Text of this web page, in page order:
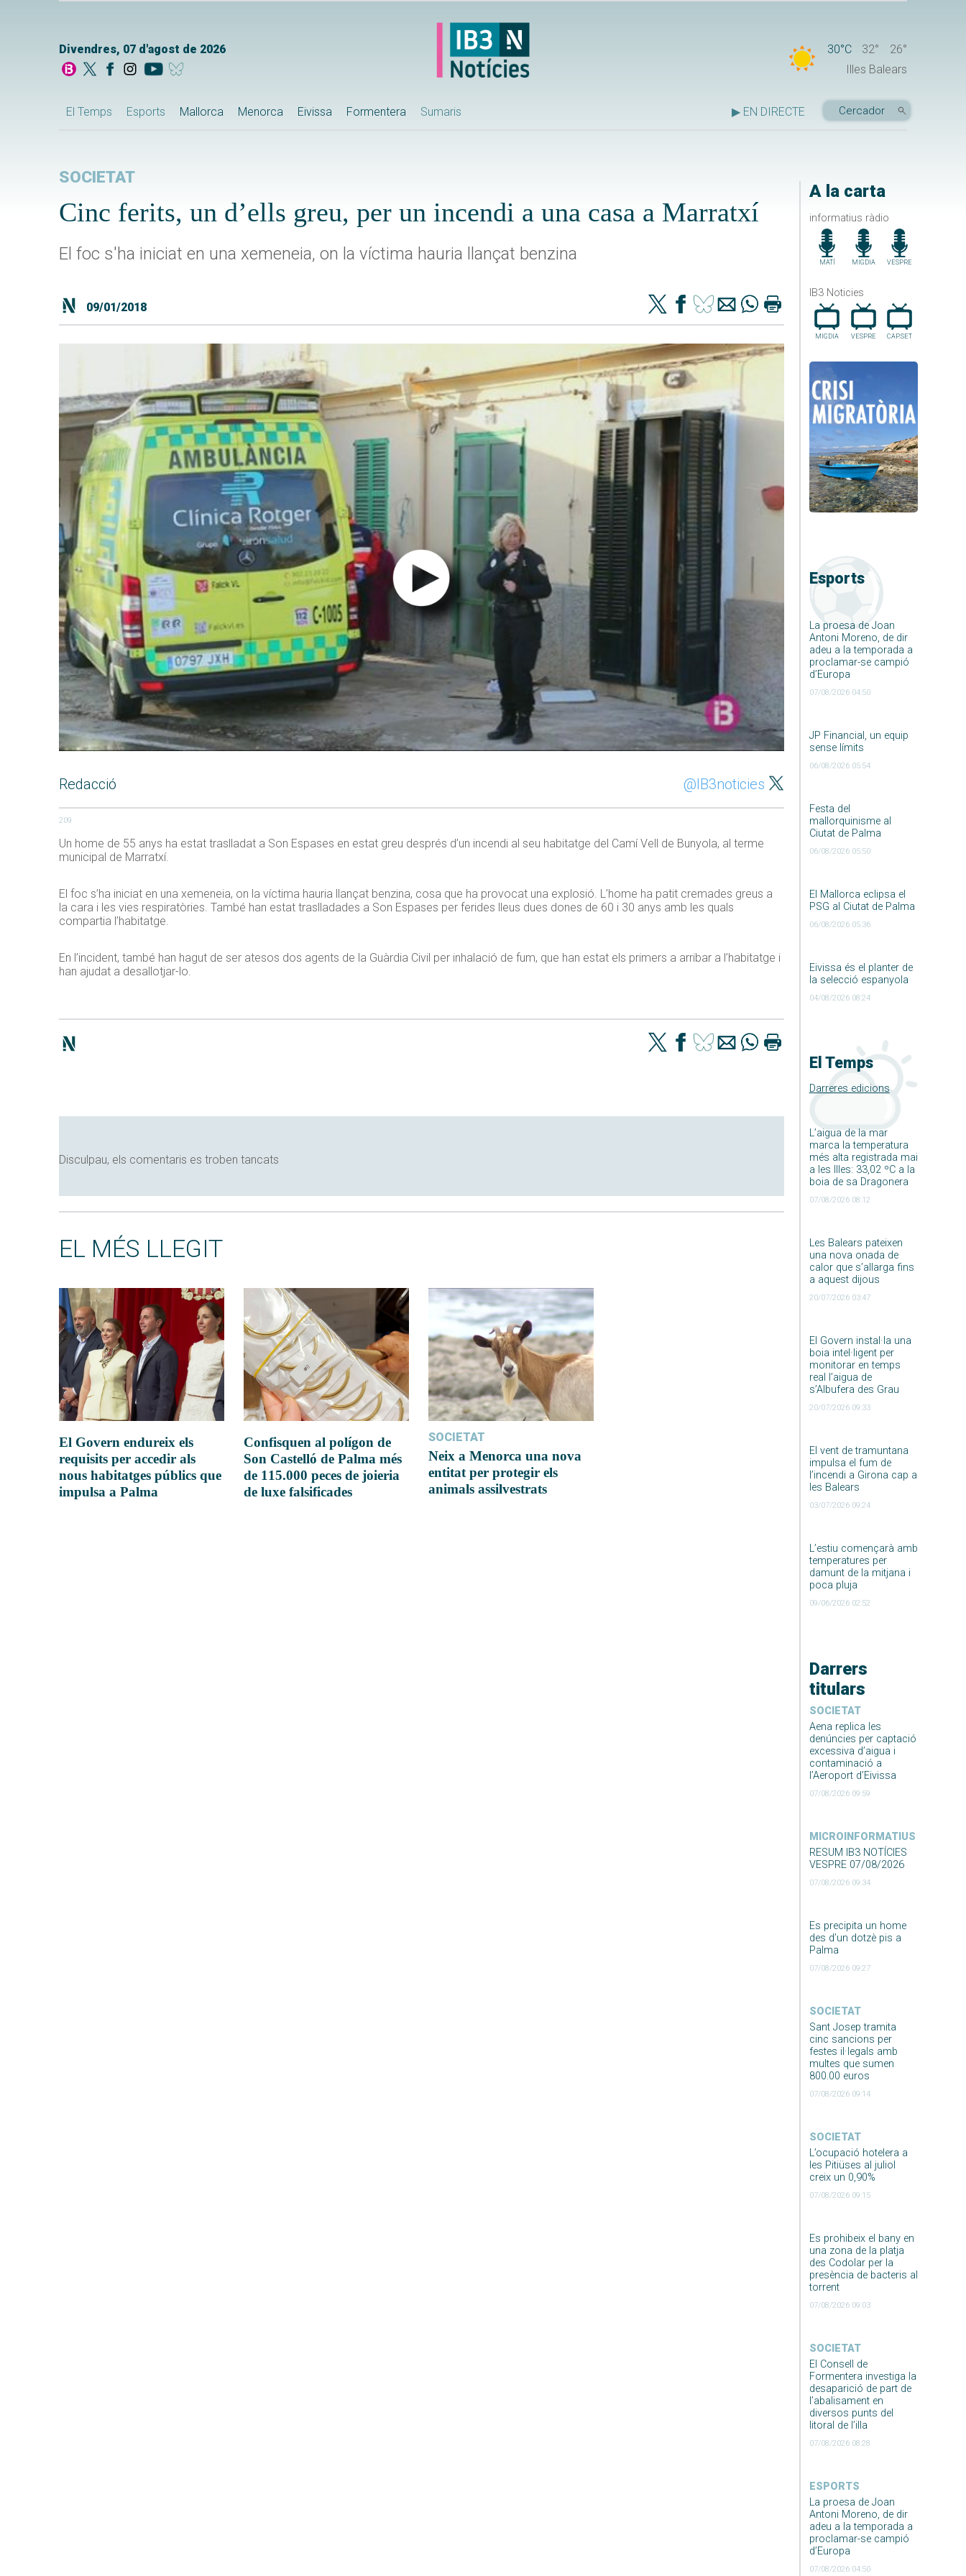
Divendres, 07 d'agost de 2026 30°C 32°
26°
Illes Balears
El Temps Esports Mallorca Menorca Eivissa Formentera Sumaris ▶ EN DIRECTE
A la carta
informatius ràdio
MATÍ MIGDIA VESPRE
IB3 Noticies
MIGDIA VESPRE CAP.SET
Esports
La proesa de Joan
Antoni Moreno, de dir
adeu a la temporada a
proclamar-se campió
d’Europa
07/08/2026 04:50
JP Financial, un equip
sense límits
06/08/2026 05:54
Festa del
mallorquinisme al
Ciutat de Palma
06/08/2026 05:50
El Mallorca eclipsa el
PSG al Ciutat de Palma
06/08/2026 05:36
Eivissa és el planter de
la selecció espanyola
04/08/2026 08:24
El Temps
Darreres edicions
L’aigua de la mar
marca la temperatura
més alta registrada mai
a les Illes: 33,02 ºC a la
boia de sa Dragonera
07/08/2026 08:12
Les Balears pateixen
una nova onada de
calor que s’allarga fins
a aquest dijous
20/07/2026 03:47
El Govern instal·la una
boia intel·ligent per
monitorar en temps
real l’aigua de
s’Albufera des Grau
20/07/2026 09:33
El vent de tramuntana
impulsa el fum de
l’incendi a Girona cap a
les Balears
03/07/2026 09:24
L’estiu començarà amb
temperatures per
damunt de la mitjana i
poca pluja
09/06/2026 02:52
Darrers
titulars
SOCIETAT
Aena replica les
denúncies per captació
excessiva d’aigua i
contaminació a
l’Aeroport d’Eivissa
07/08/2026 09:59
MICROINFORMATIUS
RESUM IB3 NOTÍCIES
VESPRE 07/08/2026
07/08/2026 09:34
Es precipita un home
des d’un dotzè pis a
Palma
07/08/2026 09:27
SOCIETAT
Sant Josep tramita
cinc sancions per
festes il·legals amb
multes que sumen
800.00 euros
07/08/2026 09:14
SOCIETAT
L’ocupació hotelera a
les Pitiüses al juliol
creix un 0,90%
07/08/2026 09:15
Es prohibeix el bany en
una zona de la platja
des Codolar per la
presència de bacteris al
torrent
07/08/2026 09:03
SOCIETAT
El Consell de
Formentera investiga la
desaparició de part de
l’abalisament en
diversos punts del
litoral de l’illa
07/08/2026 08:28
ESPORTS
La proesa de Joan
Antoni Moreno, de dir
adeu a la temporada a
proclamar-se campió
d’Europa
07/08/2026 04:50
SOCIETAT
Cinc ferits, un d’ells greu, per un incendi a una casa a Marratxí
El foc s'ha iniciat en una xemeneia, on la víctima hauria llançat benzina
09/01/2018
Redacció @IB3noticies
209
Un home de 55 anys ha estat traslladat a Son Espases en estat greu després d’un incendi al seu habitatge del Camí Vell de Bunyola, al terme
municipal de Marratxí.
El foc s’ha iniciat en una xemeneia, on la víctima hauria llançat benzina, cosa que ha provocat una explosió. L’home ha patit cremades greus a
la cara i les vies respiratòries. També han estat traslladades a Son Espases per ferides lleus dues dones de 60 i 30 anys amb les quals
compartia l’habitatge.
En l’incident, també han hagut de ser atesos dos agents de la Guàrdia Civil per inhalació de fum, que han estat els primers a arribar a l’habitatge i
han ajudat a desallotjar-lo.
Disculpau, els comentaris es troben tancats
EL MÉS LLEGIT
El Govern endureix els
requisits per accedir als
nous habitatges públics que
impulsa a Palma
Confisquen al polígon de
Son Castelló de Palma més
de 115.000 peces de joieria
de luxe falsificades
SOCIETAT
Neix a Menorca una nova
entitat per protegir els
animals assilvestrats